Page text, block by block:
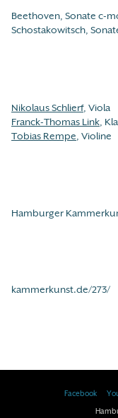
Beethoven, Sonate c-
Schostakowitsch,
Nikolaus Schlierf, Viola
Franck-Thomas Link,
Tobias Rempe, Violine
Hamburger
kammerkunst.de/273/
Facebook